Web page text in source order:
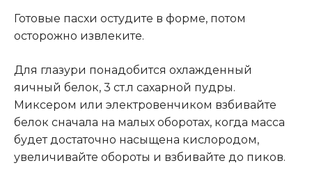
Готовые пасхи остудите в форме, потом
осторожно извлеките.
Для глазури понадобится охлажденный
яичный белок, 3 ст.л сахарной пудры.
Миксером или электровенчиком взбивайте
белок сначала на малых оборотах, когда масса
будет достаточно насыщена кислородом,
увеличивайте обороты и взбивайте до пиков.